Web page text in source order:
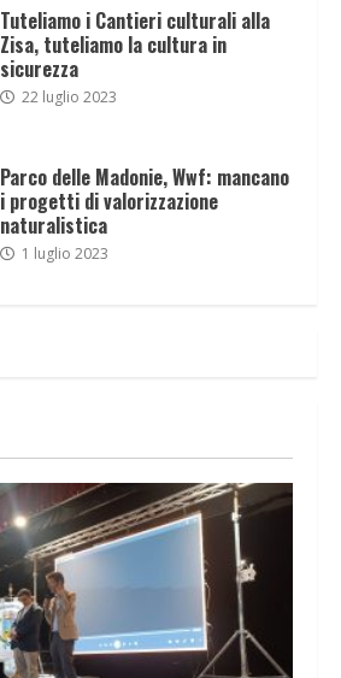
Tuteliamo i Cantieri culturali alla
Zisa, tuteliamo la cultura in
sicurezza
22 luglio 2023
Parco delle Madonie, Wwf: mancano
i progetti di valorizzazione
naturalistica
1 luglio 2023